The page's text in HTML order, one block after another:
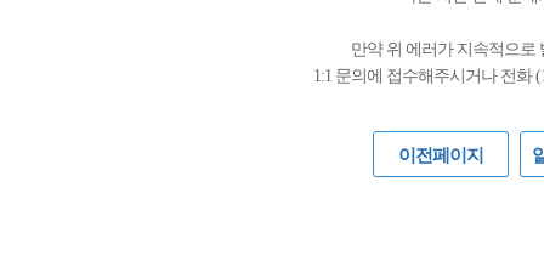
만약 위 에러가 지속적으로
1:1 문의에 접수해주시거나 전화 (
이전페이지